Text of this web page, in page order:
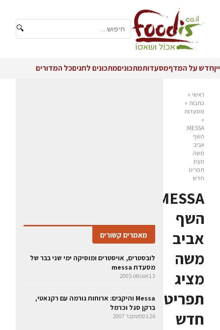
🔍
ייןחדש על המדףמסעדותמתכוניםמתכונים לחגיםכל המדורים
ראשי »
כתבות »
מסעדות
»
MESSA:
השף
אביב
משה
מציג
תפריט
חדש
השף
אביב
משה
מציג
תפריט
חדש
מאמרים קשורים
לובסטרים, אויסטרים ומוסיקה ימי שני בבר של
מסעדת messa
3 באוגוסט 2005
Messa והיקבים: ארוחות גורמה עם רקנאטי,
ברקן סגל וכרמל
26 בספטמבר 2007